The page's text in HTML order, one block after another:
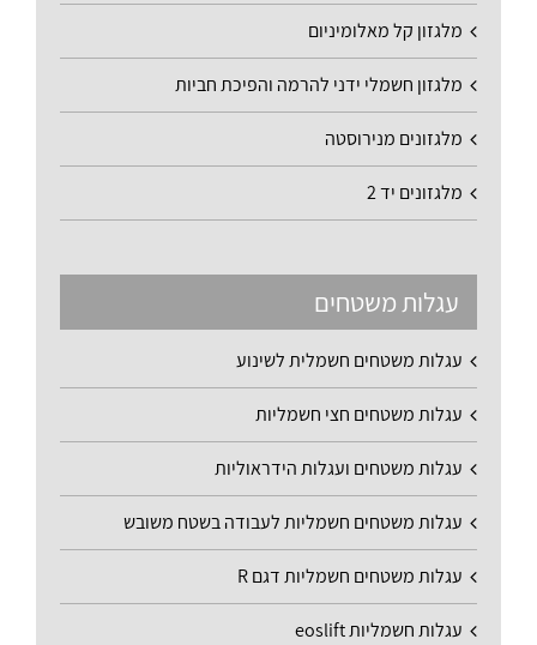
מלגזון קל מאלומיניום
מלגזון חשמלי ידני להרמה והפיכת חביות
מלגזונים מנירוסטה
מלגזונים יד 2
עגלות משטחים
עגלות משטחים חשמלית לשינוע
עגלות משטחים חצי חשמליות
עגלות משטחים ועגלות הידראוליות
עגלות משטחים חשמליות לעבודה בשטח משובש
עגלות משטחים חשמליות דגם R
עגלות חשמליות eoslift